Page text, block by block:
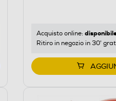
Acquisto online:
Ritiro in negozio in 30'